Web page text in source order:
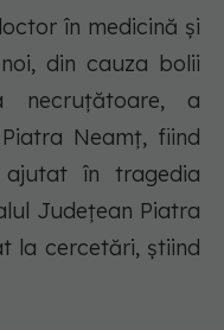
în medicină și
din cauza bolii
necruțătoare, a
Neamț, fiind
în tragedia
Județean Piatra
la cercetări, știind